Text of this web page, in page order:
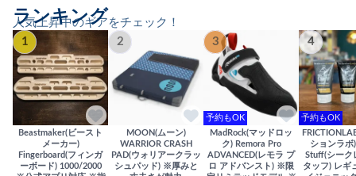
人気上昇中のギアをチェック！
ランキング
1
Beastmaker(ビースト
メーカー)
Fingerboard(フィンガ
ーボード) 1000/2000
2
MOON(ムーン)
WARRIOR CRASH
PAD(ウォリアークラッ
シュパッド) ※厚みと
3
予約もOK
MadRock(マッドロッ
ク) Remora Pro
ADVANCED(レモラ プ
ロ アドバンスト) ※限
4
予約もOK
ションラボ
Stuff(シーク
タッフ) レギ